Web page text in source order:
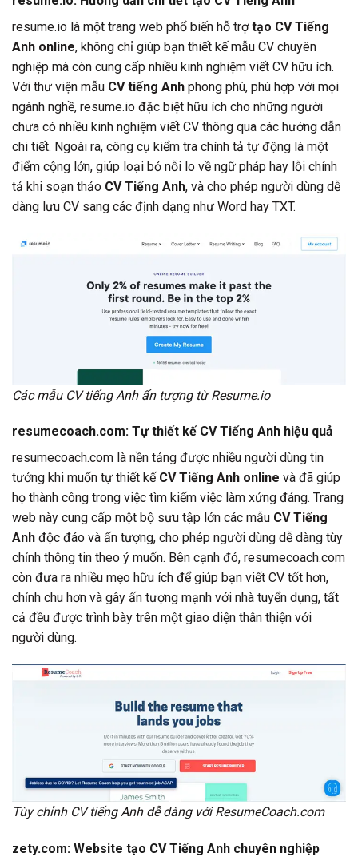
resume.io là một trang web phổ biến hỗ trợtạo CV Tiếng
Anh online, không chỉ giúp bạn thiết kế mẫu CV chuyên
nghiệp mà còn cung cấp nhiều kinh nghiệm viết CV hữu ích.
Với thư viện mẫu CV tiếng Anh phong phú, phù hợp với mọi
ngành nghề, resume.io đặc biệt hữu ích cho những người
chưa có nhiều kinh nghiệm viết CV thông qua các hướng dẫn
chi tiết. Ngoài ra, công cụ kiểm tra chính tả tự động là một
điểm cộng lớn, giúp loại bỏ nỗi lo về ngữ pháp hay lỗi chính
tả khi soạn thảo CV Tiếng Anh, và cho phép người dùng dễ
dàng lưu CV sang các định dạng như Word hay TXT.
Các mẫu CV tiếng Anh ấn tượng từ Resume.io
resumecoach.com: Tự thiết kế CV Tiếng Anh hiệu quả
resumecoach.com là nền tảng được nhiều người dùng tin
tưởng khi muốn tự thiết kế CV Tiếng Anh online và đã giúp
họ thành công trong việc tìm kiếm việc làm xứng đáng. Trang
web này cung cấp một bộ sưu tập lớn các mẫu CV Tiếng
Anh độc đáo và ấn tượng, cho phép người dùng dễ dàng tùy
chỉnh thông tin theo ý muốn. Bên cạnh đó, resumecoach.com
còn đưa ra nhiều mẹo hữu ích để giúp bạn viết CV tốt hơn,
chỉnh chu hơn và gây ấn tượng mạnh với nhà tuyển dụng, tất
cả đều được trình bày trên một giao diện thân thiện với
người dùng.
Tùy chỉnh CV tiếng Anh dễ dàng với ResumeCoach.com
zety.com: Website tạo CV Tiếng Anh chuyên nghiệp